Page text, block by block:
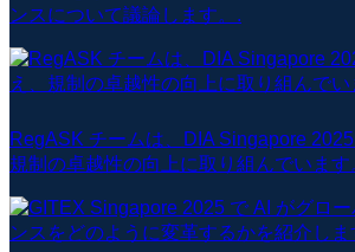
ンスについて議論します。.
RegASK チームは、DIA Singapore 2025
規制の卓越性の向上に取り組んでいます